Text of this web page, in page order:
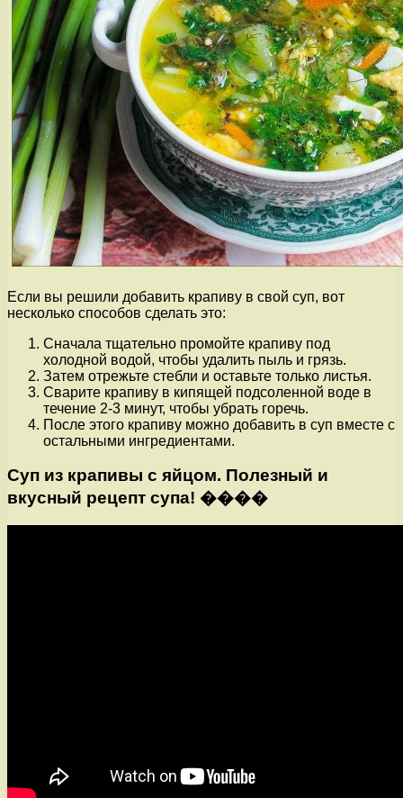
Если вы решили добавить крапиву в свой суп, вот
несколько способов сделать это:
Сначала тщательно промойте крапиву под
холодной водой, чтобы удалить пыль и грязь.
Затем отрежьте стебли и оставьте только листья.
Сварите крапиву в кипящей подсоленной воде в
течение 2-3 минут, чтобы убрать горечь.
После этого крапиву можно добавить в суп вместе с
остальными ингредиентами.
Суп из крапивы с яйцом. Полезный и
вкусный рецепт супа! ����